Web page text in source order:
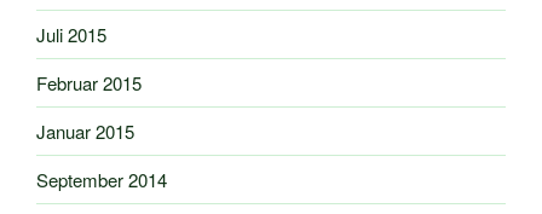
Juli 2015
Februar 2015
Januar 2015
September 2014